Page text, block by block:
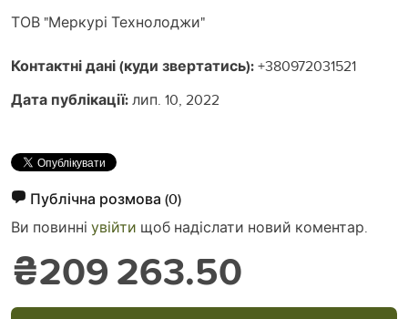
ТОВ "Меркурі Технолоджи"
Контактні дані (куди звертатись):+380972031521
Дата публікації:лип. 10, 2022
Публічна розмова (0)
Ви повинні увійти щоб надіслати новий коментар.
₴209 263.50